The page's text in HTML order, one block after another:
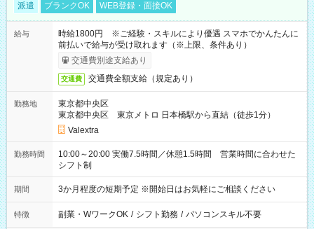
派遣 ブランクOK WEB登録・面接OK
給与
時給1800円 ※ご経験・スキルにより優遇 スマホでかんたんに
前払いで給与が受け取れます（※上限、条件あり）
交通費別途支給あり
交通費 交通費全額支給（規定あり）
勤務地
東京都中央区
東京都中央区 東京メトロ 日本橋駅から直結（徒歩1分）
Valextra
勤務時間
10:00～20:00 実働7.5時間／休憩1.5時間 営業時間に合わせた
シフト制
期間 3か月程度の短期予定 ※開始日はお気軽にご相談ください
特徴 副業・WワークOK / シフト勤務 / パソコンスキル不要